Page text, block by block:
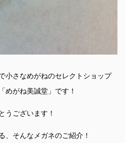
小さなめがねのセレクトショップ
美誠堂」です！
うございます！
、そんなメガネのご紹介！